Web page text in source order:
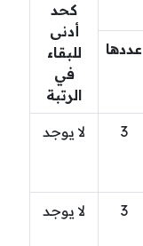
كحد
أدنى
للبقاء
في
الرتبة
عددها
3 لا يوجد
3 لا يوجد